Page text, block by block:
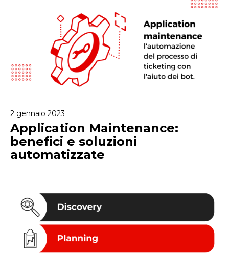
2 gennaio 2023
Application Maintenance:
benefici e soluzioni
automatizzate